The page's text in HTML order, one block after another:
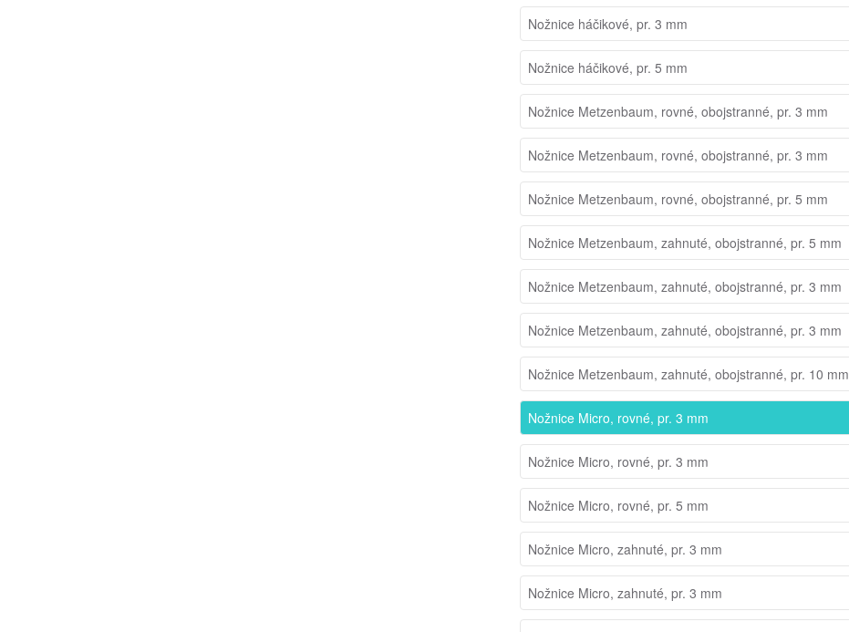
Nožnice háčikové, pr. 3 mm
Nožnice háčikové, pr. 5 mm
Nožnice Metzenbaum, rovné, obojstranné, pr. 3 mm
Nožnice Metzenbaum, rovné, obojstranné, pr. 3 mm
Nožnice Metzenbaum, rovné, obojstranné, pr. 5 mm
Nožnice Metzenbaum, zahnuté, obojstranné, pr. 5 mm
Nožnice Metzenbaum, zahnuté, obojstranné, pr. 3 mm
Nožnice Metzenbaum, zahnuté, obojstranné, pr. 3 mm
Nožnice Metzenbaum, zahnuté, obojstranné, pr. 10 mm
Nožnice Micro, rovné, pr. 3 mm
Nožnice Micro, rovné, pr. 3 mm
Nožnice Micro, rovné, pr. 5 mm
Nožnice Micro, zahnuté, pr. 3 mm
Nožnice Micro, zahnuté, pr. 3 mm